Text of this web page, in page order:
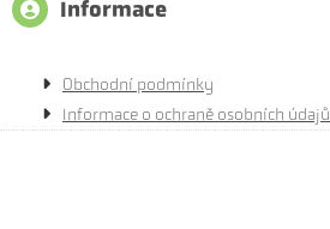
Informace
Obchodní podmínky
Informace o ochraně osobních údajů